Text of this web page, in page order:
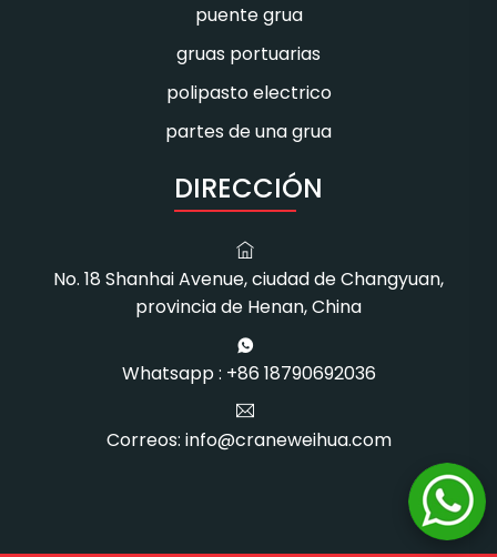
puente grua
gruas portuarias
polipasto electrico
partes de una grua
DIRECCIÓN
No. 18 Shanhai Avenue, ciudad de Changyuan,
provincia de Henan, China
Whatsapp : +86 18790692036
Correos: info@craneweihua.com